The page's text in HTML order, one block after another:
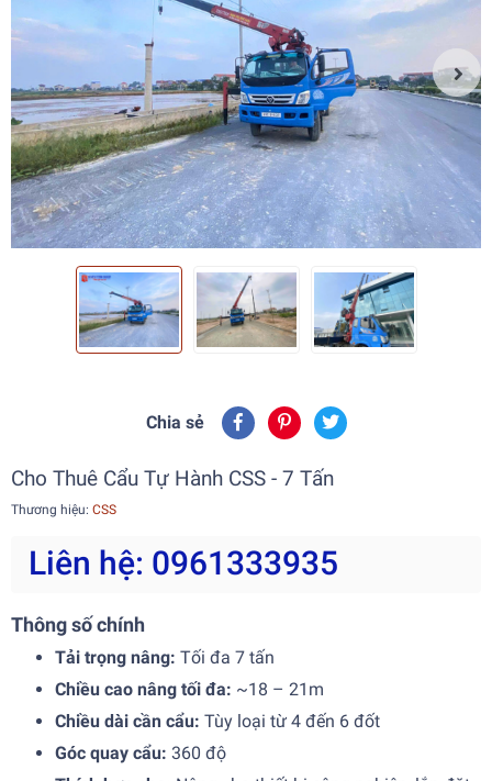
Chia sẻ
Cho Thuê Cẩu Tự Hành CSS - 7 Tấn
Thương hiệu: CSS
Liên hệ: 0961333935
Thông số chính
Tải trọng nâng: Tối đa 7 tấn
Chiều cao nâng tối đa: ~18 – 21m
Chiều dài cần cẩu: Tùy loại từ 4 đến 6 đốt
Góc quay cẩu: 360 độ